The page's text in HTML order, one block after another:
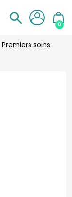
0
Premiers soins